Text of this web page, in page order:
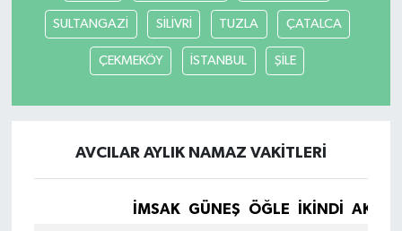
SULTANGAZİ SİLİVRİ TUZLA ÇATALCA
ÇEKMEKÖY İSTANBUL ŞİLE
AVCILAR AYLIK NAMAZ VAKITLERI
İMSAK GÜNEŞ ÖĞLE İKINDI
Kütahya
Magazin
Pazarlar